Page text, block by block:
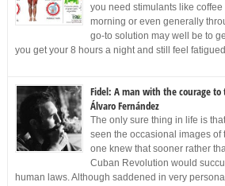
you need stimulants like
morning or even generally
go-to solution may well be to
you get your 8 hours a night and still feel
Fidel: A man with the courage
Álvaro Fernández
The only sure thing in life is
seen the occasional images of
one knew that sooner rather
Cuban Revolution would
human laws. Although saddened in very